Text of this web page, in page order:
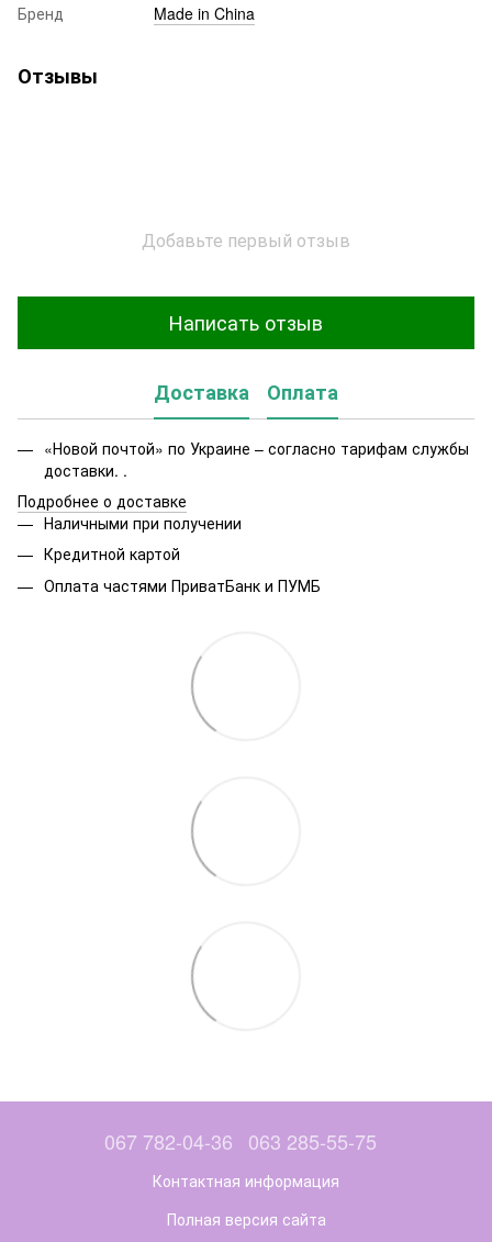
Бренд Made in China
Отзывы
Добавьте первый отзыв
Написать отзыв
Доставка Оплата
«Новой почтой» по Украине – согласно тарифам службы
доставки. .
Подробнее о доставке
Наличными при получении
Кредитной картой
Оплата частями ПриватБанк и ПУМБ
067 782-04-36 063 285-55-75
Контактная информация
Полная версия сайта